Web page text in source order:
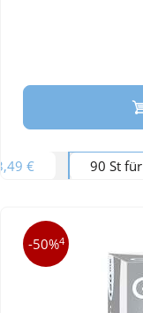
€ 90 St
-50%4